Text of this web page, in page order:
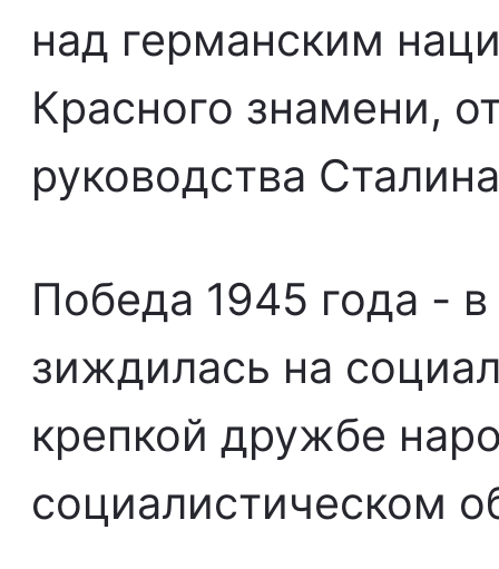
над германским
Красного знамени,
руководства
Победа 1945 года -
зиждилась на
крепкой дружбе
социалистическом